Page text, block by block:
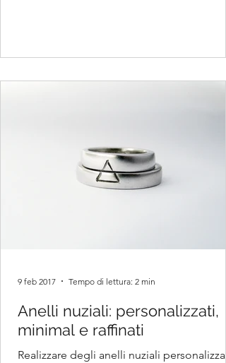
Anelli nuziali: personalizzati,
minimal e raffinati
Realizzare degli anelli nuziali personalizzati
9 feb 2017 Tempo di lettura: 2 min